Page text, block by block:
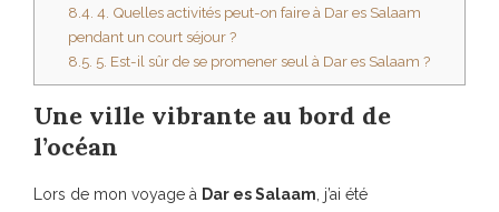
8.4. 4. Quelles activités peut-on faire à Dar es Salaam
pendant un court séjour ?
8.5. 5. Est-il sûr de se promener seul à Dar es Salaam ?
Une ville vibrante au bord de
l’océan
Lors de mon voyage à Dar es Salaam, j’ai été